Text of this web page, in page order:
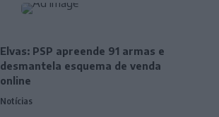
Elvas: PSP apreende 91 armas e
desmantela esquema de venda
online
Notícias